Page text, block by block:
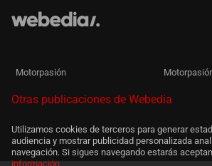
Motorpasión
Otras publicaciones de Webedia
Utilizamos cookies de terceros para generar
audiencia y mostrar publicidad personalizada
navegación. Si sigues navegando estarás
información